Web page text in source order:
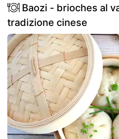
Baozi - brioches al
tradizione cinese